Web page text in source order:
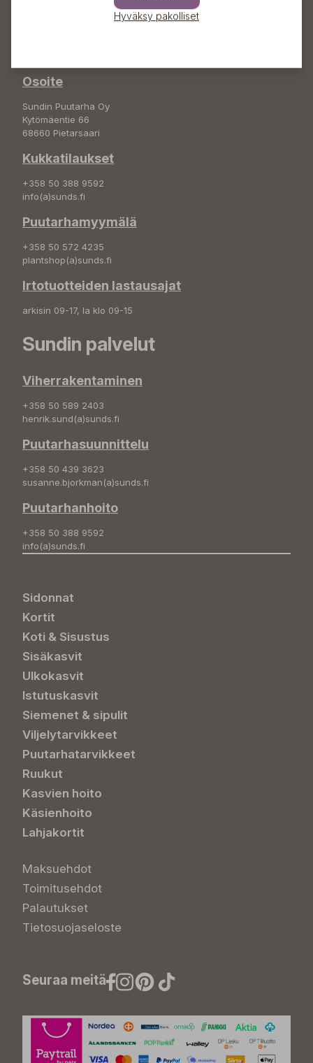
Osoite
Sundin Puutarha Oy
Kytömäentie 66
68660 Pietarsaari
Kukkatilaukset
+358 50 388 9592
info(a)sunds.fi
Puutarhamyymälä
+358 50 572 4235
plantshop(a)sunds.fi
Irtotuotteiden lastausajat
arkisin 09-17, la klo 09-15
Sundin palvelut
Viherrakentaminen
+358 50 589 2403
henrik.sund(a)sunds.fi
Puutarhasuunnittelu
+358 50 439 3623
susanne.bjorkman(a)sunds.fi
Puutarhanhoito
+358 50 388 9592
info(a)sunds.fi
Sidonnat
Kortit
Koti & Sisustus
Sisäkasvit
Ulkokasvit
Istutuskasvit
Siemenet & sipulit
Viljelytarvikkeet
Puutarhatarvikkeet
Ruukut
Kasvien hoito
Käsienhoito
Lahjakortit
Maksuehdot
Toimitusehdot
Palautukset
Tietosuojaseloste
Seuraa meitä
Hyväksy pakolliset